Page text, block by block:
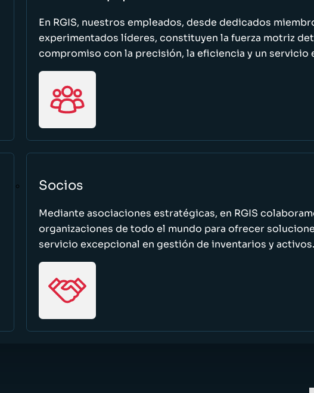
En RGIS, nuestros empleados, desde dedicados
experimentados líderes, constituyen la fuerza motriz
compromiso con la precisión, la eficiencia y un servicio
Socios
Mediante asociaciones estratégicas, en RGIS
organizaciones de todo el mundo para ofrecer
servicio excepcional en gestión de inventarios y activos.